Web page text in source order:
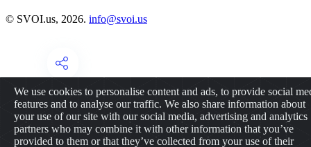
© SVOI.us, 2026. info@svoi.us
We use cookies to personalise content and ads, to provide social
features and to analyse our traffic. We also share information about
your use of our site with our social media, advertising and analytics
partners who may combine it with other information that you’ve
provided to them or that they’ve collected from your use of their